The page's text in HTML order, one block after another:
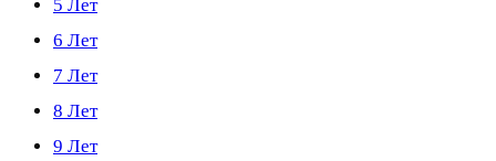
5 Лет
6 Лет
7 Лет
8 Лет
9 Лет